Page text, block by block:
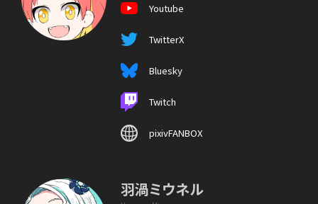
Youtube
TwitterX
Bluesky
Twitch
pixivFANBOX
羽渦ミウネル